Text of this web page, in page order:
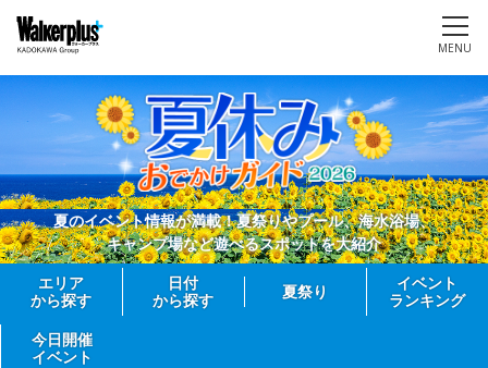
MENU
夏のイベント情報が満載！夏祭りやプール、海水浴場、
キャンプ場など遊べるスポットを大紹介
エリア
から探す
日付
から探す
夏祭り
イベント
ランキング
今日開催
イベント